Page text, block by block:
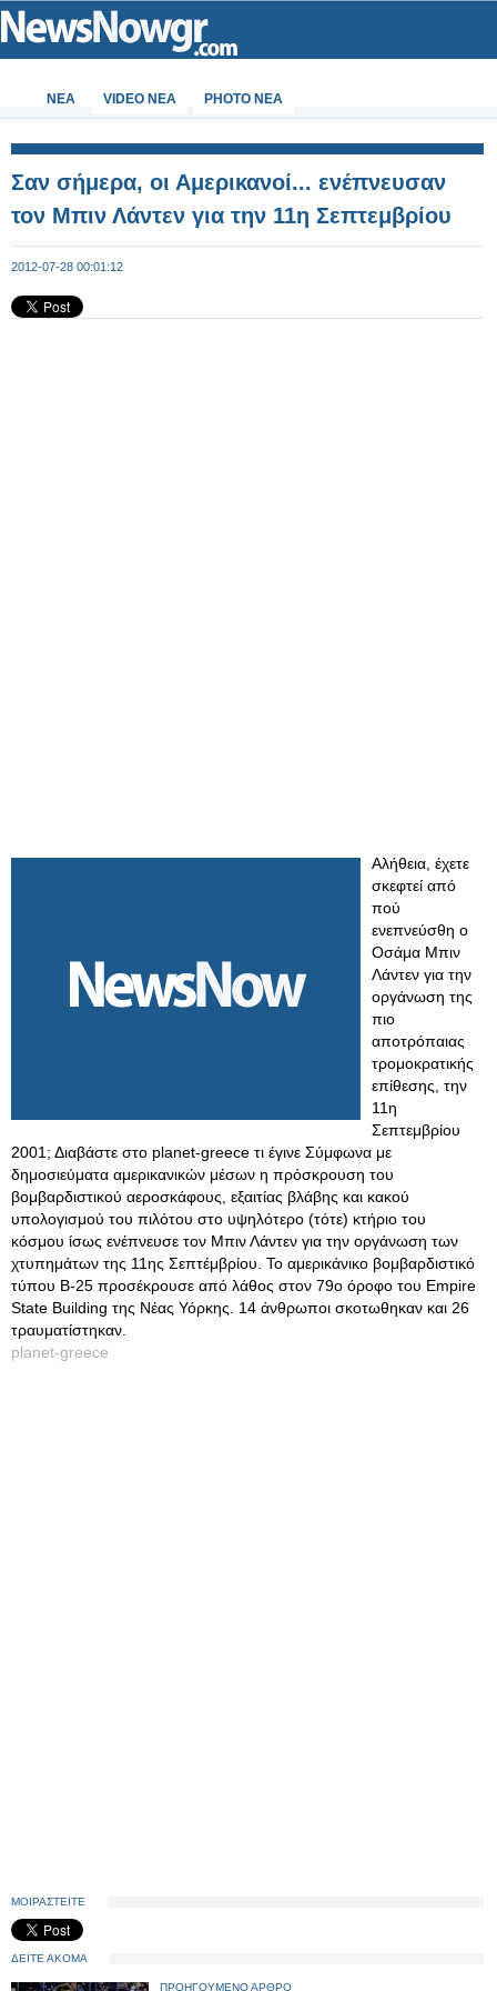
ΝΕΑ VIDEO NEA PHOTO NEA
Σαν σήμερα, οι Αμερικανοί... ενέπνευσαν
τον Μπιν Λάντεν για την 11η Σεπτεμβρίου
2012-07-28 00:01:12
Αλήθεια, έχετε
σκεφτεί από
πού
ενεπνεύσθη ο
Οσάμα Μπιν
Λάντεν για την
οργάνωση της
πιο
αποτρόπαιας
τρομοκρατικής
επίθεσης, την
11η
Σεπτεμβρίου
2001; Διαβάστε στο planet-greece τι έγινε Σύμφωνα με
δημοσιεύματα αμερικανικών μέσων η πρόσκρουση του
βομβαρδιστικού αεροσκάφους, εξαιτίας βλάβης και κακού
υπολογισμού του πιλότου στο υψηλότερο (τότε) κτήριο του
κόσμου ίσως ενέπνευσε τον Μπιν Λάντεν για την οργάνωση των
χτυπημάτων της 11ης Σεπτέμβρίου. Το αμερικάνικο βομβαρδιστικό
τύπου Β-25 προσέκρουσε από λάθος στον 79ο όροφο του Empire
State Building της Νέας Υόρκης. 14 άνθρωποι σκοτωθηκαν και 26
τραυματίστηκαν.
planet-greece
ΜΟΙΡΑΣΤΕΙΤΕ
ΔΕΙΤΕ ΑΚΟΜΑ
ΠΡΟΗΓΟΥΜΕΝΟ ΑΡΘΡΟ